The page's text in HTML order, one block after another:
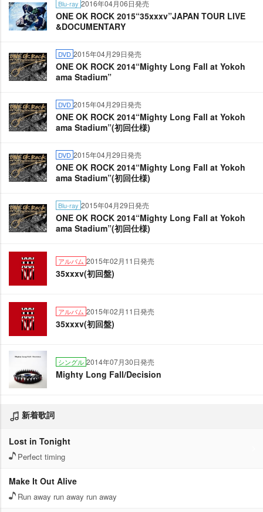
Blu-ray 2016年04月06日発売
ONE OK ROCK 2015“35xxxv”JAPAN TOUR LIVE
&DOCUMENTARY
DVD 2015年04月29日発売
ONE OK ROCK 2014“Mighty Long Fall at Yokoh
ama Stadium”
DVD 2015年04月29日発売
ONE OK ROCK 2014“Mighty Long Fall at Yokoh
ama Stadium”(初回仕様)
DVD 2015年04月29日発売
ONE OK ROCK 2014“Mighty Long Fall at Yokoh
ama Stadium”(初回仕様)
Blu-ray 2015年04月29日発売
ONE OK ROCK 2014“Mighty Long Fall at Yokoh
ama Stadium”(初回仕様)
アルバム 2015年02月11日発売
35xxxv(初回盤)
アルバム 2015年02月11日発売
35xxxv(初回盤)
シングル 2014年07月30日発売
Mighty Long Fall/Decision
新着歌詞
Lost in Tonight
Perfect timing
Make It Out Alive
Run away run away run away